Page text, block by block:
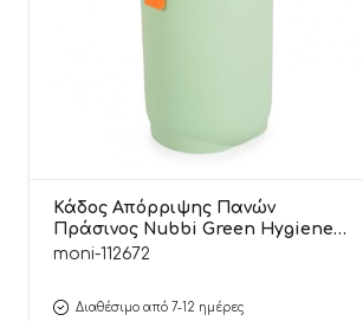
Κάδος Απόρριψης Πανών
Πράσινος Nubbi Green Hygiene
Basket 3800146273279 – Cangaroo
moni-112672
Διαθέσιμο από 7-12 ημέρες